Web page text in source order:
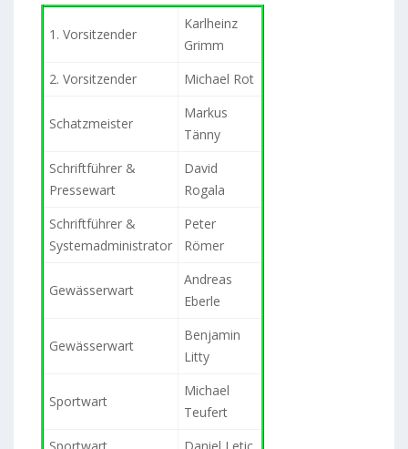
1. Vorsitzender
Karlheinz
Grimm
2. Vorsitzender
Michael Rot
Schatzmeister
Markus
Tänny
Schriftführer &
Pressewart
David
Rogala
Schriftführer &
Systemadministrator
Peter
Römer
Gewässerwart
Andreas
Eberle
Gewässerwart
Benjamin
Litty
Sportwart
Michael
Teufert